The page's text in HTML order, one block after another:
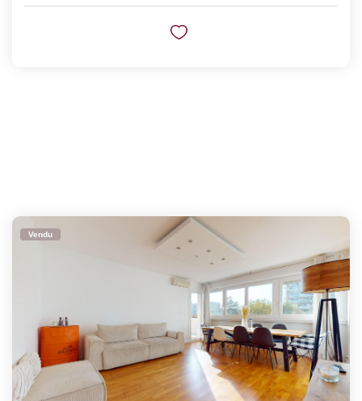
Vendu